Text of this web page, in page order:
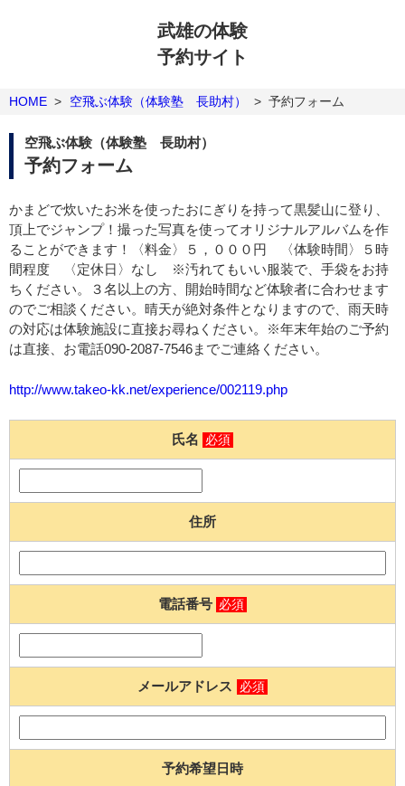
武雄の体験
予約サイト
HOME > 空飛ぶ体験（体験塾 長助村） > 予約フォーム
空飛ぶ体験（体験塾 長助村）
予約フォーム
かまどで炊いたお米を使ったおにぎりを持って黒髪山に登り、
頂上でジャンプ！撮った写真を使ってオリジナルアルバムを作
ることができます！〈料金〉５，０００円 〈体験時間〉５時
間程度 〈定休日〉なし ※汚れてもいい服装で、手袋をお持
ちください。３名以上の方、開始時間など体験者に合わせます
のでご相談ください。晴天が絶対条件となりますので、雨天時
の対応は体験施設に直接お尋ねください。※年末年始のご予約
は直接、お電話090-2087-7546までご連絡ください。
http://www.takeo-kk.net/experience/002119.php
氏名 必須
住所
電話番号 必須
メールアドレス 必須
予約希望日時